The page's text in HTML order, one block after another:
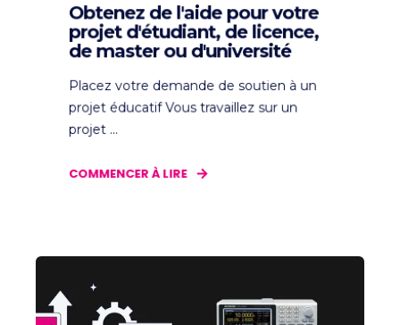
Obtenez de l'aide pour votre
projet d'étudiant, de licence,
de master ou d'université
Placez votre demande de soutien à un
projet éducatif Vous travaillez sur un
projet ...
COMMENCER À LIRE